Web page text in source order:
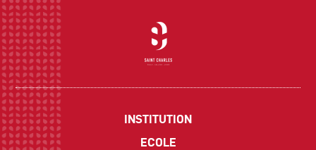
INSTITUTION
ECOLE